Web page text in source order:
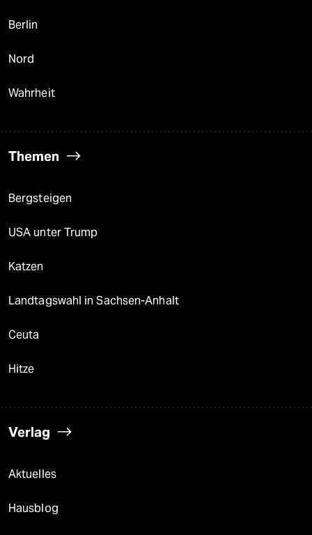
Berlin
Nord
Wahrheit
Themen
Bergsteigen
USA unter Trump
Katzen
Landtagswahl in Sachsen-Anhalt
Ceuta
Hitze
Verlag
Aktuelles
Hausblog